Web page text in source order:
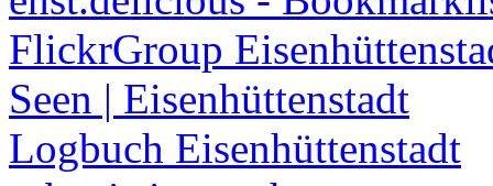
FlickrGroup
Seen | Eisenhüttenstadt
Logbuch Eisenhüttenstadt